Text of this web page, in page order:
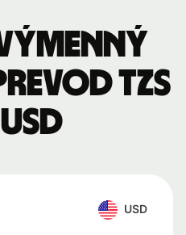
TZS
USD